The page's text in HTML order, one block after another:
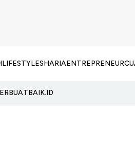
LIFESTYLESHARIAENTREPRENEUR